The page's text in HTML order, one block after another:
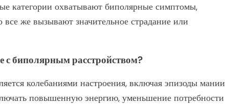
категории охватывают биполярные симптомы,
же вызывают значительное страдание или
биполярным расстройством?
колебаниями настроения, включая эпизоды мании
повышенную энергию, уменьшение потребности